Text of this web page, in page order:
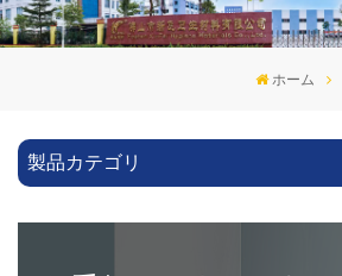
ホーム
製品カテゴリ